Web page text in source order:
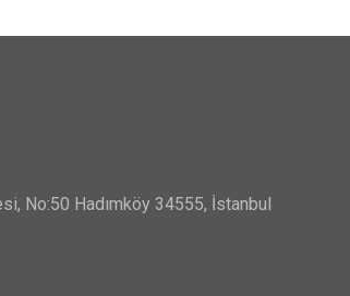
No:50 Hadımköy 34555, İstanbul